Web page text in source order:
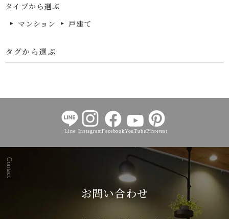
タイプから選ぶ
マンション
戸建て
タグから選ぶ
Line InstagramFacebookYouTubePinterest
Contact
お問い合わせ